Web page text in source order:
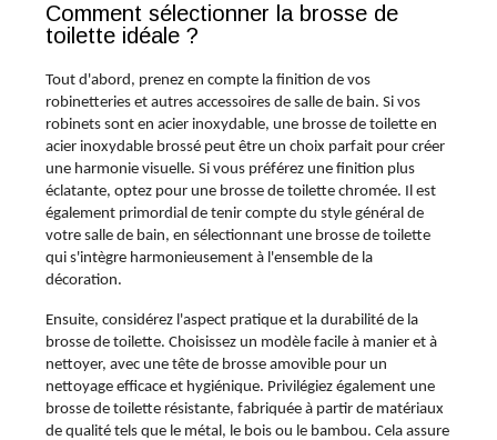
Comment sélectionner la brosse de
toilette idéale ?
Tout d'abord, prenez en compte la finition de vos
robinetteries et autres accessoires de salle de bain. Si vos
robinets sont en acier inoxydable, une brosse de toilette en
acier inoxydable brossé peut être un choix parfait pour créer
une harmonie visuelle. Si vous préférez une finition plus
éclatante, optez pour une brosse de toilette chromée. Il est
également primordial de tenir compte du style général de
votre salle de bain, en sélectionnant une brosse de toilette
qui s'intègre harmonieusement à l'ensemble de la
décoration.
Ensuite, considérez l'aspect pratique et la durabilité de la
brosse de toilette. Choisissez un modèle facile à manier et à
nettoyer, avec une tête de brosse amovible pour un
nettoyage efficace et hygiénique. Privilégiez également une
brosse de toilette résistante, fabriquée à partir de matériaux
de qualité tels que le métal, le bois ou le bambou. Cela assure